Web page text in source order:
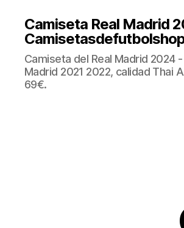
Camiseta Real Madrid
Camiseta del Real Madrid 2024
Madrid 2021 2022, calidad Thai
69€.